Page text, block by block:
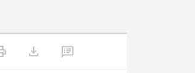
download